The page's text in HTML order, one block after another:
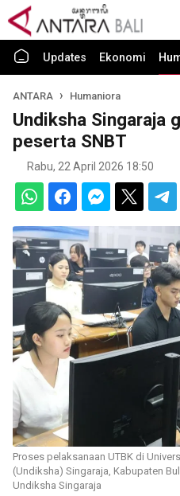
Updates Ekonomi
ANTARA Humaniora
Undiksha Singaraja
peserta SNBT
Rabu, 22 April 2026 18:50
Proses pelaksanaan UTBK di
(Undiksha) Singaraja, Kabupaten
Undiksha Singaraja